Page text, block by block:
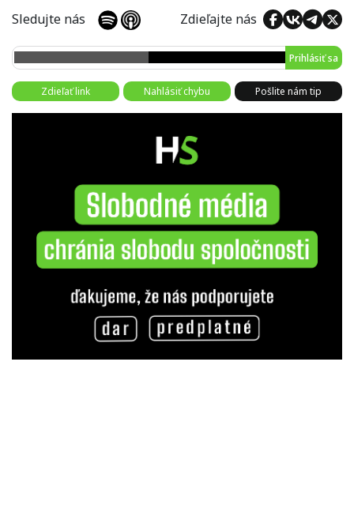
Sledujte nás Zdieľajte nás
Prihlásiť sa
Zdieľať link Nahlásiť chybu Pošlite nám tip